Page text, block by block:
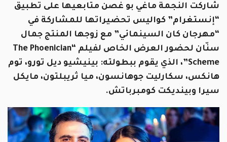
شاركت النجمة ماغي بو غصن متابعيها على تطبيق
“إنستغرام” كواليس تحضيراتها للمشاركة في
“مهرجان كان السينمائي” مع زوجها المنتج جمال
سنّان لحضور العرض الخاص لفيلم “The Phoenician
Scheme”، الذي يقوم ببطولته: بينيشيو ديل تورو، توم
هانكس، سكارليت جوهانسون، ميا ثريبلتون، مايكل
سيرا وبينديكت كومبرباتش.